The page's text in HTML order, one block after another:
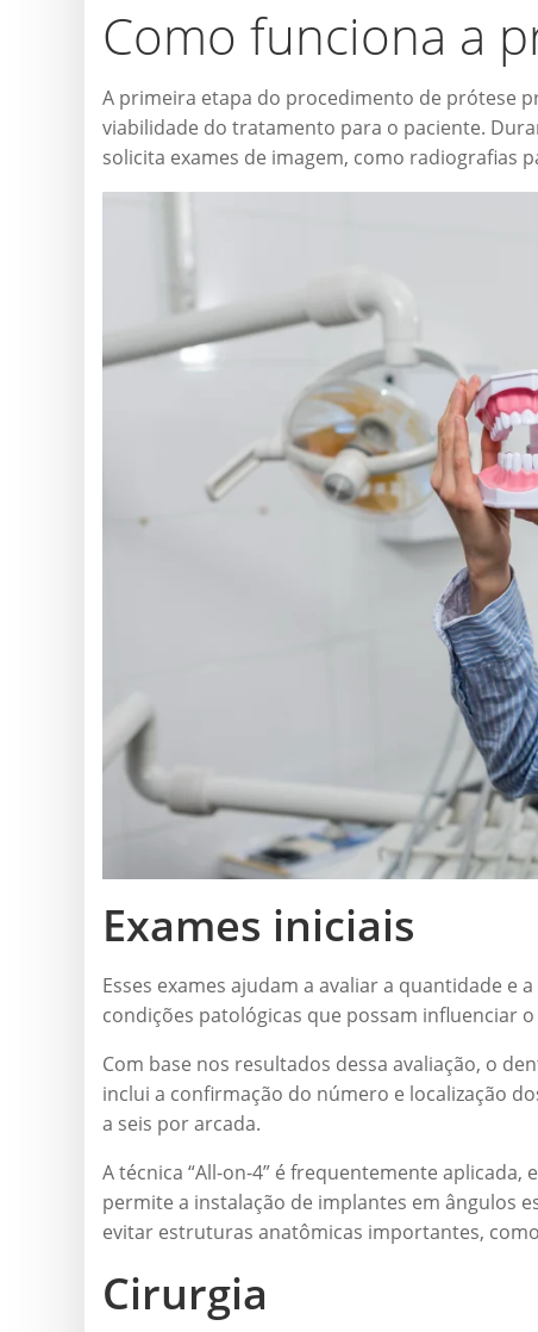
Como funciona a
A primeira etapa do procedimento de prótese
viabilidade do tratamento para o paciente.
solicita exames de imagem, como radiografias
Exames iniciais
Esses exames ajudam a avaliar a quantidade e
condições patológicas que possam influenciar
Com base nos resultados dessa avaliação, o
inclui a confirmação do número e localização
a seis por arcada.
A técnica “All-on-4” é frequentemente
permite a instalação de implantes em ângulos
evitar estruturas anatômicas importantes,
Cirurgia